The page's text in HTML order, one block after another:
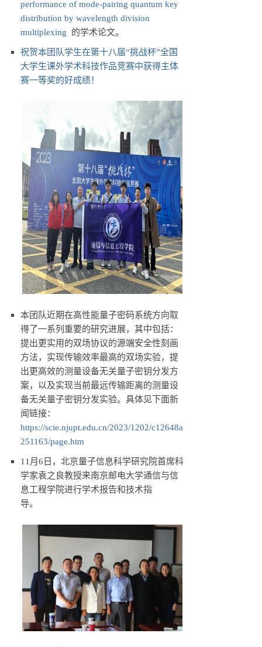
performance of mode-pairing quantum key
distribution by wavelength division
multiplexing 的学术论文。
祝贺本团队学生在第十八届“挑战杯”全国
大学生课外学术科技作品竞赛中获得主体
赛一等奖的好成绩！
本团队近期在高性能量子密码系统方向取
得了一系列重要的研究进展，其中包括：
提出更实用的双场协议的源端安全性刻画
方法，实现传输效率最高的双场实验，提
出更高效的测量设备无关量子密钥分发方
案，以及实现当前最远传输距离的测量设
备无关量子密钥分发实验。具体见下面新
闻链接：
https://scie.njupt.edu.cn/2023/1202/c12648a
251163/page.htm
11月6日，北京量子信息科学研究院首席科
学家袁之良教授来南京邮电大学通信与信
息工程学院进行学术报告和技术指
导。